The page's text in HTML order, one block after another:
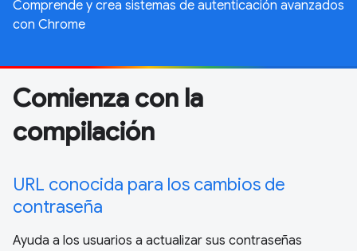
Comprende y crea sistemas de autenticación avanzados
con Chrome
Comienza con la
compilación
URL conocida para los cambios de
contraseña
Ayuda a los usuarios a actualizar sus contraseñas